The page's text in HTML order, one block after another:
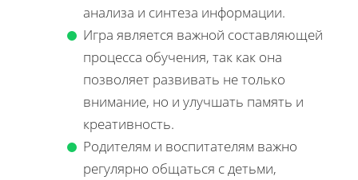
анализа и синтеза информации.
Игра является важной составляющей
процесса обучения, так как она
позволяет развивать не только
внимание, но и улучшать память и
креативность.
Родителям и воспитателям важно
регулярно общаться с детьми,